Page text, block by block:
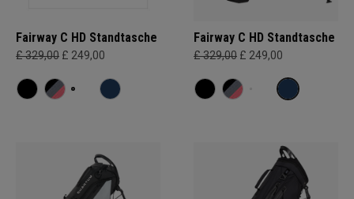
Fairway C HD Standtasche
£ 329,00 £ 249,00
Fairway C HD Standtasche
£ 329,00 £ 249,00